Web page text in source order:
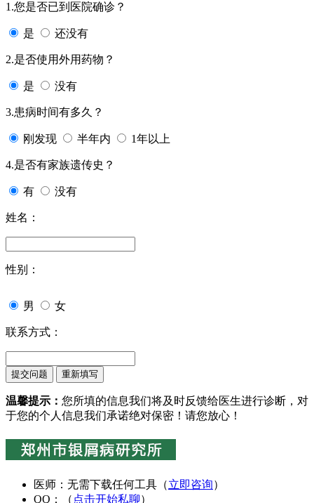
1.您是否已到医院确诊？
是 还没有
2.是否使用外用药物？
是 没有
3.患病时间有多久？
刚发现 半年内 1年以上
4.是否有家族遗传史？
有 没有
姓名：
性别：
男 女
联系方式：
温馨提示： 您所填的信息我们将及时反馈给医生进行诊断，对
于您的个人信息我们承诺绝对保密！请您放心！
医师：无需下载任何工具（立即咨询）
QQ：（ 点击开始私聊）